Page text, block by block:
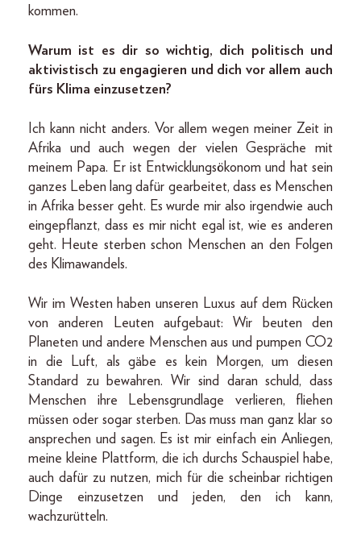
kommen.
Warum ist es dir so wichtig, dich politisch und
aktivistisch zu engagieren und dich vor allem auch
fürs Klima einzusetzen?
Ich kann nicht anders. Vor allem wegen meiner Zeit in
Afrika und auch wegen der vielen Gespräche mit
meinem Papa. Er ist Entwicklungsökonom und hat sein
ganzes Leben lang dafür gearbeitet, dass es Menschen
in Afrika besser geht. Es wurde mir also irgendwie auch
eingepflanzt, dass es mir nicht egal ist, wie es anderen
geht. Heute sterben schon Menschen an den Folgen
des Klimawandels.
Wir im Westen haben unseren Luxus auf dem Rücken
von anderen Leuten aufgebaut: Wir beuten den
Planeten und andere Menschen aus und pumpen CO2
in die Luft, als gäbe es kein Morgen, um diesen
Standard zu bewahren. Wir sind daran schuld, dass
Menschen ihre Lebensgrundlage verlieren, fliehen
müssen oder sogar sterben. Das muss man ganz klar so
ansprechen und sagen. Es ist mir einfach ein Anliegen,
meine kleine Plattform, die ich durchs Schauspiel habe,
auch dafür zu nutzen, mich für die scheinbar richtigen
Dinge einzusetzen und jeden, den ich kann,
wachzurütteln.